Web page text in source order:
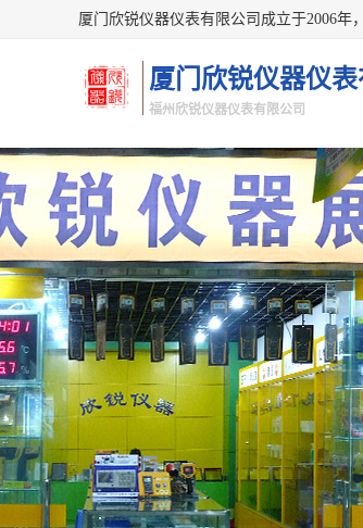
厦门欣锐仪器仪表
福州欣锐仪器仪表有限公司